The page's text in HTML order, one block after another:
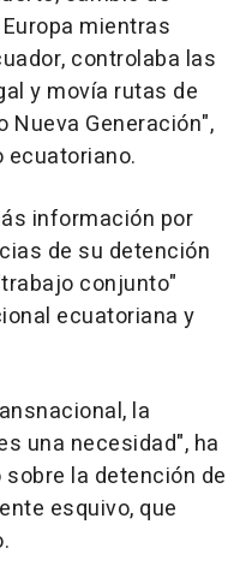
mientras
controlaba las
y movía rutas de
Generación",
ecuatoriano.
información por
de su detención
conjunto"
ecuatoriana y
la
una necesidad", ha
la detención de
esquivo, que